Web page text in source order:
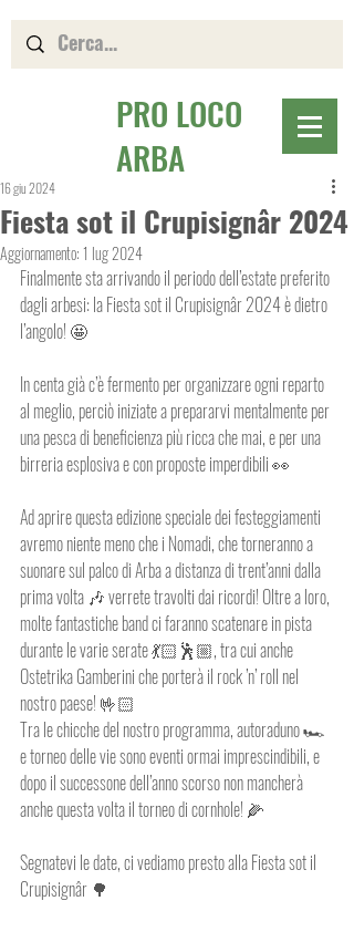
PRO LOCO
ARBA
Fiesta sot il Crupisignâr 2024
16 giu 2024
Aggiornamento:1 lug 2024
Finalmente sta arrivando il periodo dell’estate preferito
dagli arbesi: la Fiesta sot il Crupisignâr 2024 è dietro
l’angolo! 🤩
In centa già c’è fermento per organizzare ogni reparto
al meglio, perciò iniziate a prepararvi mentalmente per
una pesca di beneficienza più ricca che mai, e per una
birreria esplosiva e con proposte imperdibili 👀
Ad aprire questa edizione speciale dei festeggiamenti
avremo niente meno che i Nomadi, che torneranno a
suonare sul palco di Arba a distanza di trent’anni dalla
prima volta 🎶 verrete travolti dai ricordi! Oltre a loro,
molte fantastiche band ci faranno scatenare in pista
durante le varie serate 💃🏻🕺🏼, tra cui anche
Ostetrika Gamberini che porterà il rock ’n’ roll nel
nostro paese! 🤟🏻
Tra le chicche del nostro programma, autoraduno 🏎️
e torneo delle vie sono eventi ormai imprescindibili, e
dopo il successone dell’anno scorso non mancherà
anche questa volta il torneo di cornhole! 🌽
Segnatevi le date, ci vediamo presto alla Fiesta sot il
Crupisignâr 🌳